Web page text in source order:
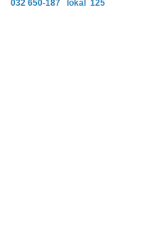
032 650-187 lokal 125